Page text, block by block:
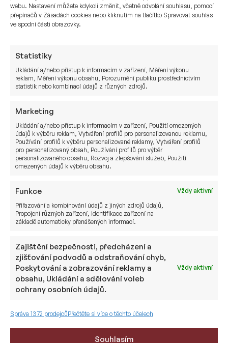
webu. Nastavení můžete kdykoli změnit, včetně odvolání souhlasu, pomocí
přepínačů v Zásadách cookies nebo kliknutím na tlačítko Spravovat souhlas
ve spodní části obrazovky.
Statistiky
Ukládání a/nebo přístup k informacím v zařízení, Měření výkonu
reklam, Měření výkonu obsahu, Porozumění publiku prostřednictvím
statistik nebo kombinací údajů z různých zdrojů.
Marketing
Ukládání a/nebo přístup k informacím v zařízení, Použití omezených
údajů k výběru reklam, Vytváření profilů pro personalizovanou reklamu,
Používání profilů k výběru personalizované reklamy, Vytváření profilů
pro personalizovaný obsah, Používání profilů pro výběr
personalizovaného obsahu, Rozvoj a zlepšování služeb, Použití
omezených údajů k výběru obsahu.
Funkce
Vždy aktivní
Přiřazování a kombinování údajů z jiných zdrojů údajů,
Propojení různých zařízení, Identifikace zařízení na
základě automaticky přenášených informací.
Zajištění bezpečnosti, předcházení a
zjišťování podvodů a odstraňování chyb,
Poskytování a zobrazování reklamy a
obsahu, Ukládání a sdělování voleb
ochrany osobních údajů.
Vždy aktivní
Správa 1372 prodejcůPřečtěte si více o těchto účelech
Souhlasím
například:
Zhodnocování a správy nabytého rodinného
Vytvoření pasivního příjmu
Tvorby globálně diverzifikovaného
investičního portfolia
rodinného bohatství
Převod investičního majetku na další generace
Nezávislost na vlastní firmě
Příklady služeb našeho
investičního a finančního
Tvorba investičního
portfolia